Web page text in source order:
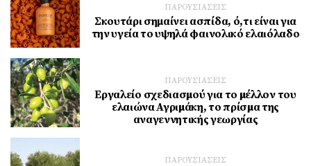
ΠΑΡΟΥΣΙΑΣΕΙΣ
Σκουτάρι σημαίνει ασπίδα, ό,τι είναι για
την υγεία το υψηλά φαινολικό ελαιόλαδο
ΠΑΡΟΥΣΙΑΣΕΙΣ
Εργαλείο σχεδιασµού για το µέλλον του
ελαιώνα Αγριµάκη, το πρίσµα της
αναγεννητικής γεωργίας
ΠΑΡΟΥΣΙΑΣΕΙΣ